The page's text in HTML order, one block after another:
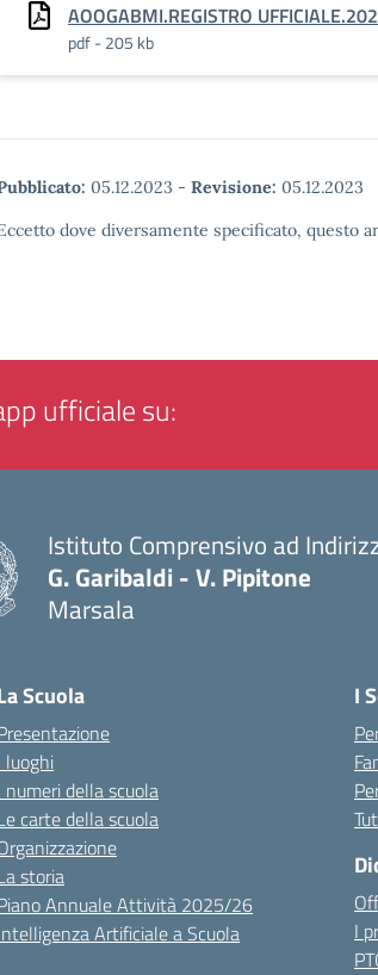
AOOGABMI.REGISTRO
pdf - 205 kb
05.12.2023 - Revisione: 05.12.2023
dove diversamente specificato, questo
ufficiale su:
Istituto Comprensivo ad
G. Garibaldi - V. Pipitone
Marsala
Scuola
luoghi
numeri della scuola
carte della scuola
storia
Annuale Attività 2025/26
Artificiale a Scuola
I
I